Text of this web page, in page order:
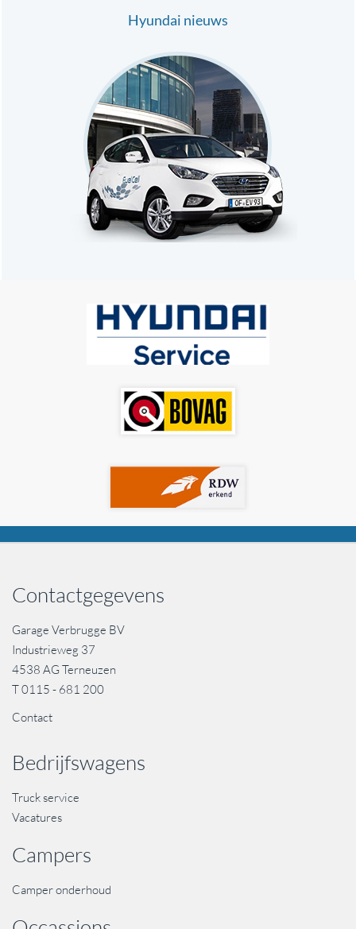
Hyundai nieuws
Contactgegevens
Garage Verbrugge BV
Industrieweg 37
4538 AG Terneuzen
T0115 - 681 200
Contact
Bedrijfswagens
Truck service
Vacatures
Campers
Camper onderhoud